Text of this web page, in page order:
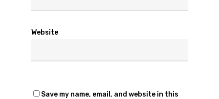
Website
Save my name, email, and website in this